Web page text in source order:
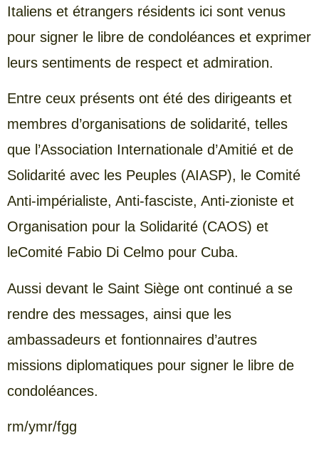
Italiens et étrangers résidents ici sont venus
pour signer le libre de condoléances et exprimer
leurs sentiments de respect et admiration.
Entre ceux présents ont été des dirigeants et
membres d’organisations de solidarité, telles
que l’Association Internationale d’Amitié et de
Solidarité avec les Peuples (AIASP), le Comité
Anti-impérialiste, Anti-fasciste, Anti-zioniste et
Organisation pour la Solidarité (CAOS) et
leComité Fabio Di Celmo pour Cuba.
Aussi devant le Saint Siège ont continué a se
rendre des messages, ainsi que les
ambassadeurs et fontionnaires d’autres
missions diplomatiques pour signer le libre de
condoléances.
rm/ymr/fgg